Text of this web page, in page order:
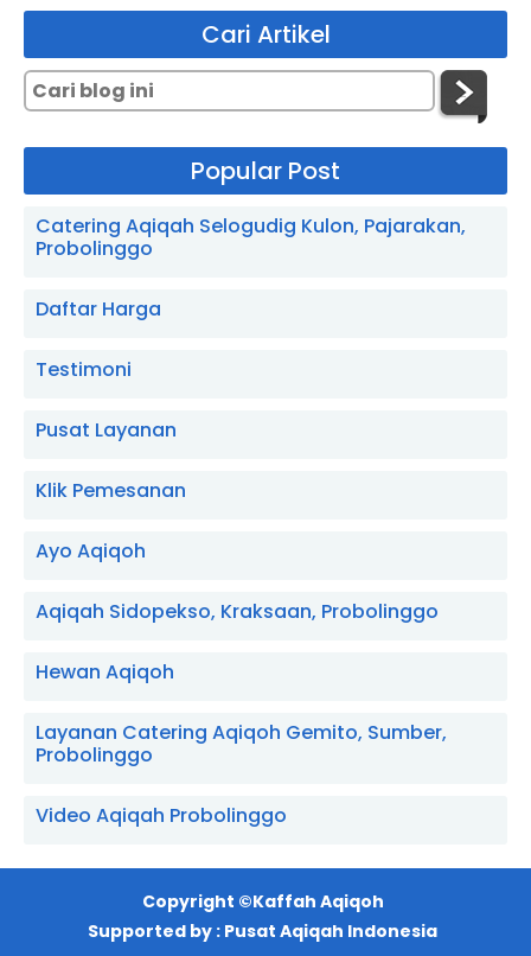
Cari Artikel
Popular Post
Catering Aqiqah Selogudig Kulon, Pajarakan,
Probolinggo
Daftar Harga
Testimoni
Pusat Layanan
Klik Pemesanan
Ayo Aqiqoh
Aqiqah Sidopekso, Kraksaan, Probolinggo
Hewan Aqiqoh
Layanan Catering Aqiqoh Gemito, Sumber,
Probolinggo
Video Aqiqah Probolinggo
Copyright ©Kaffah Aqiqoh
Supported by : Pusat Aqiqah Indonesia